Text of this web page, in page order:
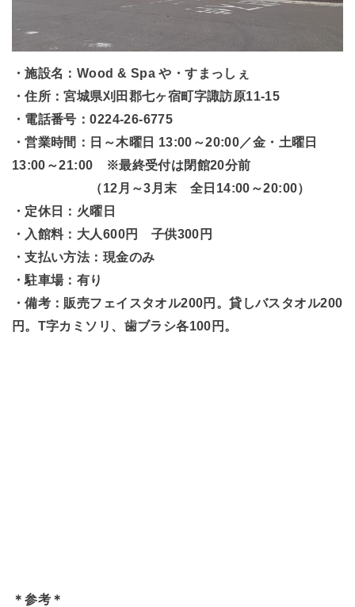
・施設名：Wood & Spa や・すまっしぇ
・住所：宮城県刈田郡七ヶ宿町字諏訪原11-15
・電話番号：0224-26-6775
・営業時間：日～木曜日 13:00～20:00／金・土曜日
13:00～21:00 ※最終受付は閉館20分前
（12月～3月末 全日14:00～20:00）
・定休日：火曜日
・入館料：大人600円 子供300円
・支払い方法：現金のみ
・駐車場：有り
・備考：販売フェイスタオル200円。貸しバスタオル200
円。T字カミソリ、歯ブラシ各100円。
＊参考＊